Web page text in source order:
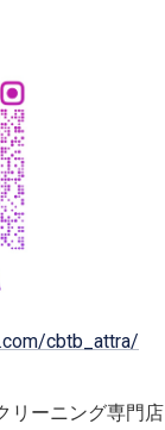
cbtb_attra/
リーニング専門店